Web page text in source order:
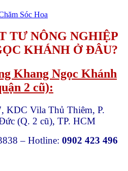
Sóc Hoa
TƯ NÔNG NGHIỆP
KHÁNH Ở ĐÂU?
Khang Ngọc Khánh
2 cũ):
KDC Vila Thủ Thiêm, P.
(Q. 2 cũ), TP. HCM
– Hotline: 0902 423 496